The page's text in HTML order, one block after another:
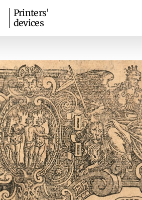
Printers'
devices